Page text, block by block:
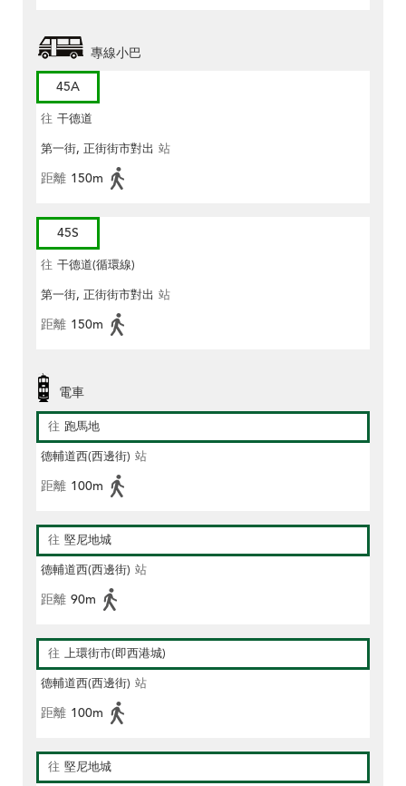
專線小巴
45A
往 干德道
第一街, 正街街市對出 站
距離 150m
45S
往 干德道(循環線)
第一街, 正街街市對出 站
距離 150m
電車
往 跑馬地
德輔道西(西邊街) 站
距離 100m
往 堅尼地城
德輔道西(西邊街) 站
距離 90m
往 上環街市(即西港城)
德輔道西(西邊街) 站
距離 100m
往 堅尼地城